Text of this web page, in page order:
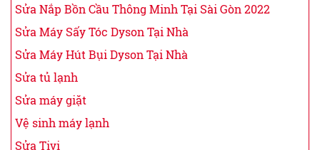
Sửa Nắp Bồn Cầu Thông Minh Tại Sài Gòn 2022
Sửa Máy Sấy Tóc Dyson Tại Nhà
Sửa Máy Hút Bụi Dyson Tại Nhà
Sửa tủ lạnh
Sửa máy giặt
Vệ sinh máy lạnh
Sửa Tivi